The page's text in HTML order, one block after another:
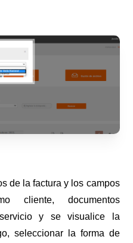
de la factura y los campos
cliente, documentos
y se visualice la
seleccionar la forma de